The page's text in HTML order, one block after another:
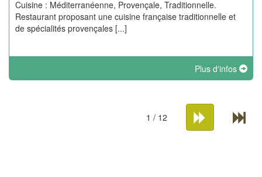
Cuisine : Méditerranéenne, Provençale, Traditionnelle.
Restaurant proposant une cuisine française traditionnelle et
de spécialités provençales [...]
Plus d'infos
1 / 12